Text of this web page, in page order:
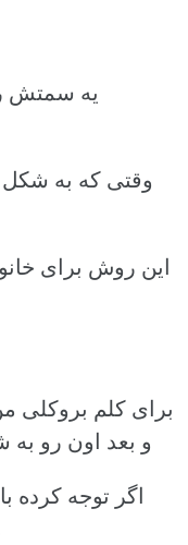
یه سمتش
وقتی که به
این روش برای
برای کلم بروکلی
و بعد اون رو
اگر توجه کرده